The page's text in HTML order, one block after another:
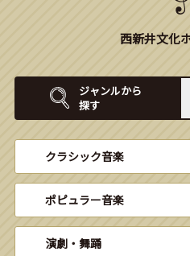
西新井文化
ジャンルから
探す
クラシック音楽
ポピュラー音楽
演劇・舞踊